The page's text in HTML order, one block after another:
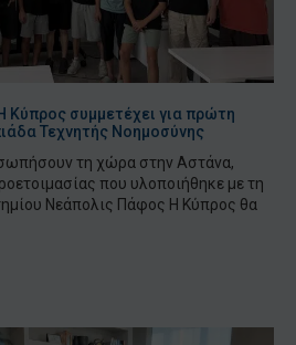
συμμετέχει για πρώτη
Τεχνητής Νοημοσύνης
τη χώρα στην Αστάνα,
που υλοποιήθηκε με τη
Νεάπολις Πάφος Η Κύπρος θα